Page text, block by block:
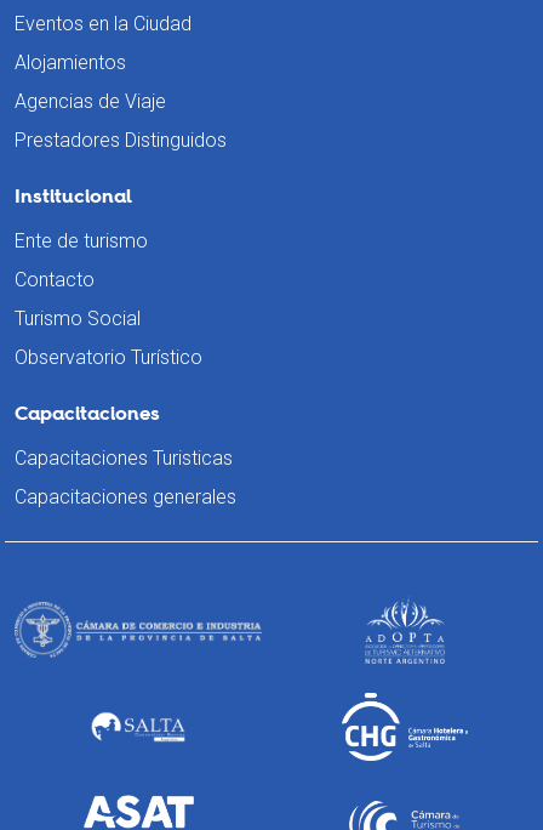
Eventos en la Ciudad
Alojamientos
Agencias de Viaje
Prestadores Distinguidos
Institucional
Ente de turismo
Contacto
Turismo Social
Observatorio Turístico
Capacitaciones
Capacitaciones Turisticas
Capacitaciones generales